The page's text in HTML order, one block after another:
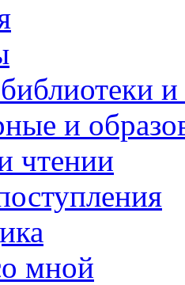
и
чтении
мной